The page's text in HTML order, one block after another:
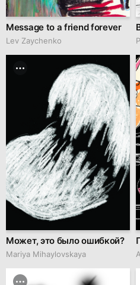
Message to a friend forever
Lev Zaychenko
Может, это было ошибкой?
Mariya Mihaylovskaya